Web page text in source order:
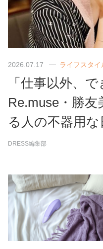
2026.07.17 ライフスタイ
「仕事以外、
Re.muse・勝友
る人の不器用な
DRESS編集部